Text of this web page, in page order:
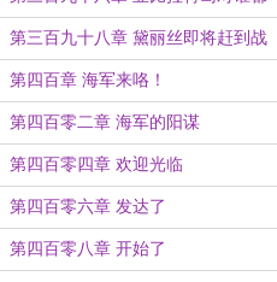
很危险
第三百九十八章 黛丽丝即将赶到战
场
第四百章 海军来咯！
第四百零二章 海军的阳谋
第四百零四章 欢迎光临
第四百零六章 发达了
第四百零八章 开始了